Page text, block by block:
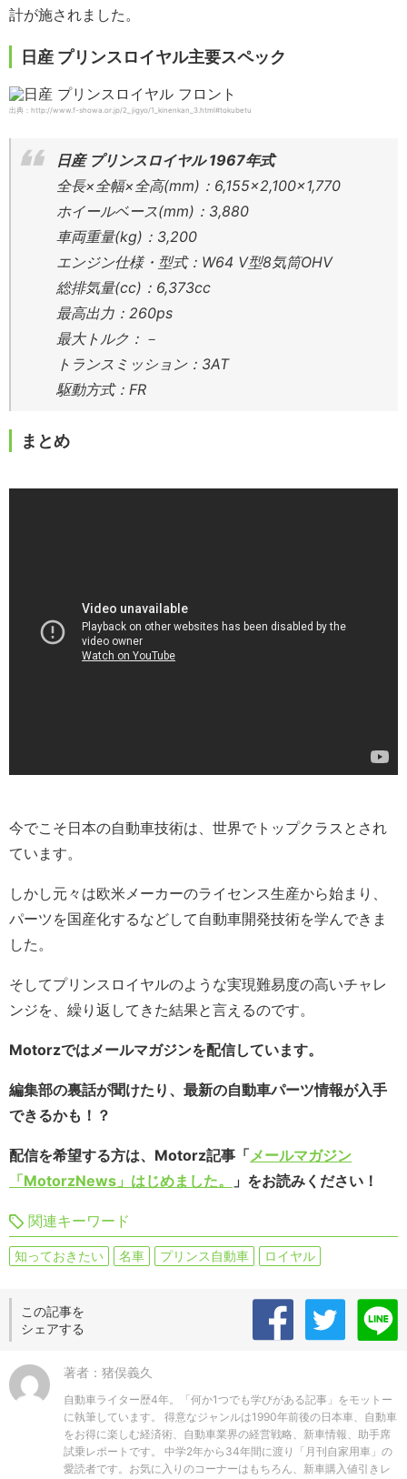
計が施されました。
日産 プリンスロイヤル主要スペック
出典：http://www.f-showa.or.jp/2_jigyo/1_kinenkan_3.html#tokubetu
日産 プリンスロイヤル 1967年式
全長×全幅×全高(mm)：6,155×2,100×1,770
ホイールベース(mm)：3,880
車両重量(kg)：3,200
エンジン仕様・型式：W64 V型8気筒OHV
総排気量(cc)：6,373cc
最高出力：260ps
最大トルク：－
トランスミッション：3AT
駆動方式：FR
まとめ
今でこそ日本の自動車技術は、世界でトップクラスとされ
ています。
しかし元々は欧米メーカーのライセンス生産から始まり、
パーツを国産化するなどして自動車開発技術を学んできま
した。
そしてプリンスロイヤルのような実現難易度の高いチャレ
ンジを、繰り返してきた結果と言えるのです。
Motorzではメールマガジンを配信しています。
編集部の裏話が聞けたり、最新の自動車パーツ情報が入手
できるかも！？
配信を希望する方は、Motorz記事「メールマガジン
「MotorzNews」はじめました。
」をお読みください！
関連キーワード
知っておきたい 名車 プリンス自動車 ロイヤル
この記事を
シェアする
著者：猪俣義久
自動車ライター歴4年。「何か1つでも学びがある記事」をモットー
に執筆しています。 得意なジャンルは1990年前後の日本車、自動車
をお得に楽しむ経済術、自動車業界の経営戦略、新車情報、助手席
試乗レポートです。 中学2年から34年間に渡り「月刊自家用車」の
愛読者です。お気に入りのコーナーはもちろん、新車購入値引きレ